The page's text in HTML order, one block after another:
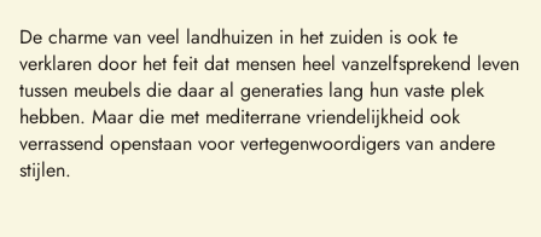
De charme van veel landhuizen in het zuiden is ook te
verklaren door het feit dat mensen heel vanzelfsprekend leven
tussen meubels die daar al generaties lang hun vaste plek
hebben. Maar die met mediterrane vriendelijkheid ook
verrassend openstaan voor vertegenwoordigers van andere
stijlen.